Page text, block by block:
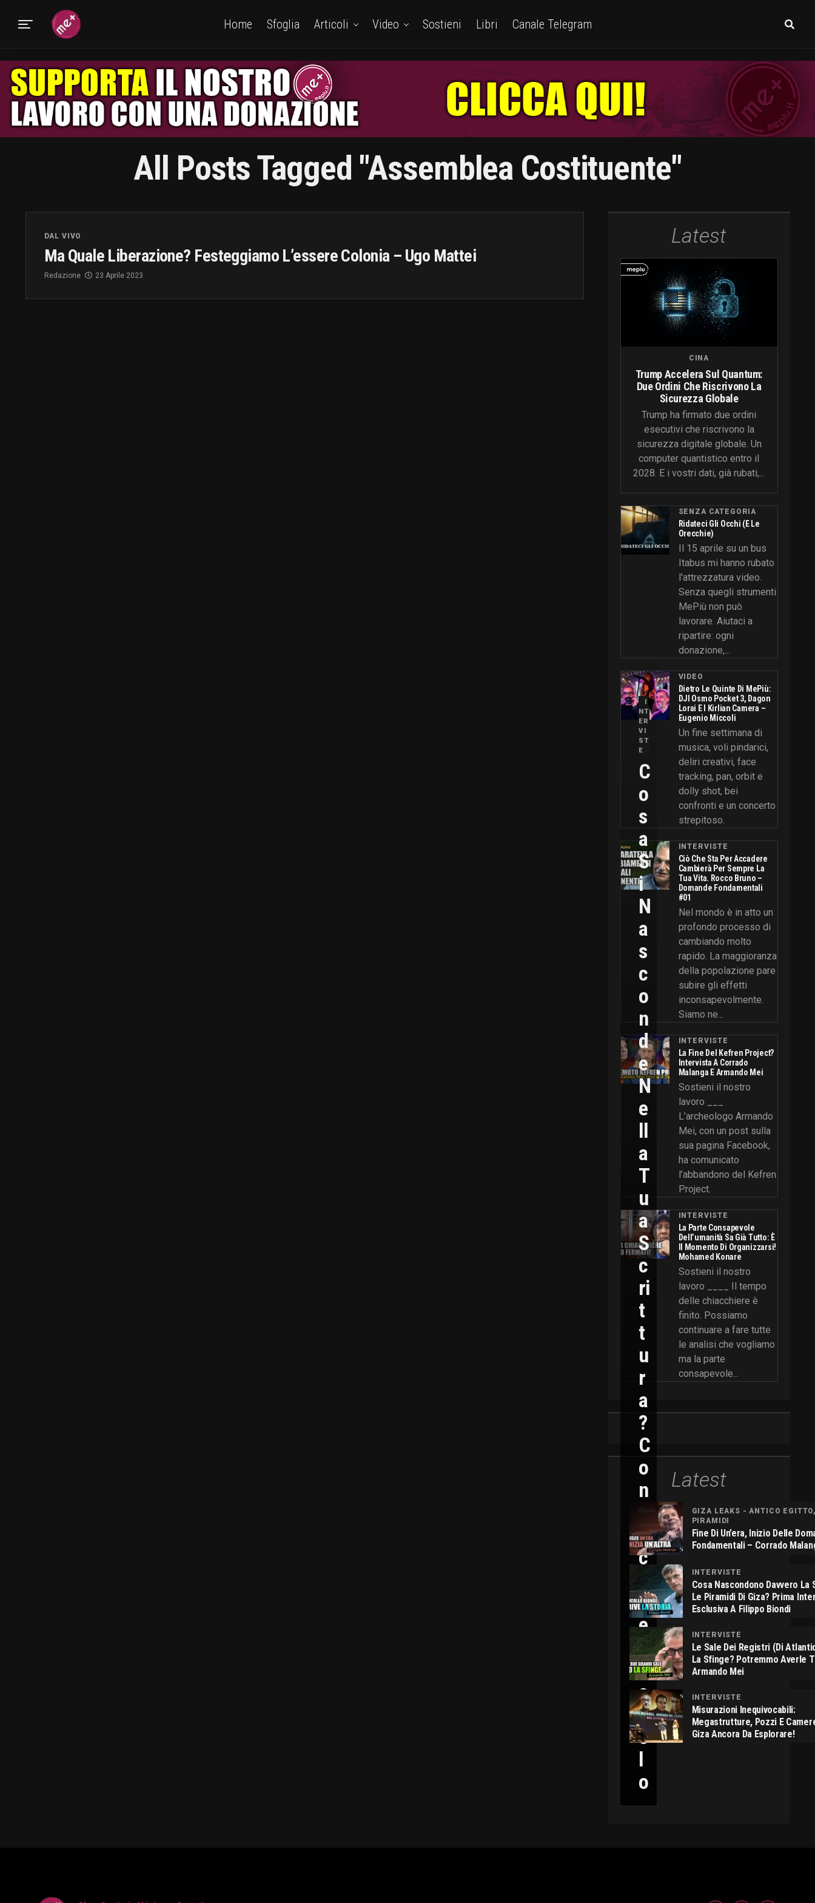
Home Sfoglia Articoli Video Sostieni Libri Canale Telegram
All Posts Tagged "assemblea Costituente"
DAL VIVO
Ma Quale Liberazione? Festeggiamo L’essere Colonia – Ugo Mattei
Redazione 23 Aprile 2023
Latest
CINA
Trump Accelera Sul Quantum:
Due Ordini Che Riscrivono La
Sicurezza Globale
Trump ha firmato due ordini
esecutivi che riscrivono la
sicurezza digitale globale. Un
computer quantistico entro il
2028. E i vostri dati, già rubati,...
SENZA CATEGORIA
Ridateci Gli Occhi (e Le
Orecchie)
Il 15 aprile su un bus
Itabus mi hanno rubato
l'attrezzatura video.
Senza quegli strumenti
MePiù non può
lavorare. Aiutaci a
ripartire: ogni
donazione,...
VIDEO
Dietro Le Quinte Di MePiù:
DJI Osmo Pocket 3, Dagon
Lorai E I Kirlian Camera –
Eugenio Miccoli
Un fine settimana di
musica, voli pindarici,
deliri creativi, face
tracking, pan, orbit e
dolly shot, bei
confronti e un concerto
strepitoso.
INTERVISTE
Ciò Che Sta Per Accadere
Cambierà Per Sempre La
Tua Vita. Rocco Bruno –
Domande Fondamentali
#01
Nel mondo è in atto un
profondo processo di
cambiando molto
rapido. La maggioranza
della popolazione pare
subire gli effetti
inconsapevolmente.
Siamo ne...
INTERVISTE
La Fine Del Kefren Project?
Intervista A Corrado
Malanga E Armando Mei
Sostieni il nostro
lavoro ___
L’archeologo Armando
Mei, con un post sulla
sua pagina Facebook,
ha comunicato
l’abbandono del Kefren
Project.
INTERVISTE
La Parte Consapevole
Dell’umanità Sa Già Tutto: È
Il Momento Di Organizzarsi!
Mohamed Konare
Sostieni il nostro
lavoro ____ Il tempo
delle chiacchiere è
finito. Possiamo
continuare a fare tutte
le analisi che vogliamo
ma la parte
consapevole...
Latest
I
NT
ER
VI
ST
E
C
O
S
A
S
I
N
A
S
C
O
N
D
E
N
E
Ll
A
T
U
A
S
C
Ri
T
T
U
R
A
?
C
O
N
I
C
L
E
C
I
C
C
O
L
O
GIZA LEAKS - ANTICO
PIRAMIDI
Fine Di Un’era, Inizio Delle
Fondamentali – Corrado
INTERVISTE
Cosa Nascondono Davvero La
Le Piramidi Di Giza? Prima
Esclusiva A Filippo Biondi
INTERVISTE
Le Sale Dei Registri (di
La Sfinge? Potremmo Averle
Armando Mei
INTERVISTE
Misurazioni Inequivocabili:
Megastrutture, Pozzi E
Giza Ancora Da Esplorare!